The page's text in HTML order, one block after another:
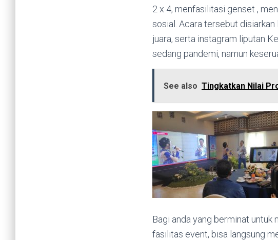
2 x 4, menfasilitasi genset ,
sosial. Acara tersebut disiarkan
juara, serta instagram liputan
sedang pandemi, namun
See also Tingkatkan Nilai
Bagi anda yang berminat untuk
fasilitas event, bisa langsung